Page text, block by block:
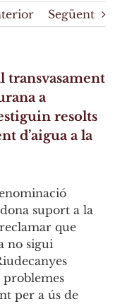
Següent
transvasament
a
resolts
d’aigua a la
suport a la
que
no sigui
problemes
per a ús de